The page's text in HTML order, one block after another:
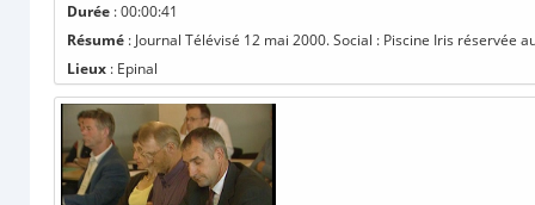
Durée : 00:00:41
Résumé : Journal Télévisé 12 mai 2000. Social : Piscine Iris réservée
Lieux : Epinal